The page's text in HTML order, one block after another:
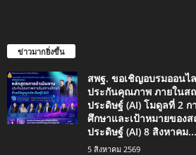
ข่าวมากยิ่งขึ้น
สพฐ. ขอเชิญอบรมออนไ
ประกันคุณภาพ ภายในส
ประดิษฐ์ (AI) โมดูลที่ 2
ศึกษาและเป้าหมายของ
ประดิษฐ์ (AI) 8 สิงหาคม...
5 สิงหาคม 2569